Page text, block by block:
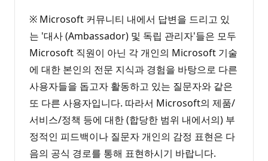
※ Microsoft 커뮤니티 내에서 답변을 드리고 있
는 '대사 (Ambassador) 및 독립 관리자'들은 모두
Microsoft 직원이 아닌 각 개인의 Microsoft 기술
에 대한 본인의 전문 지식과 경험을 바탕으로 다른
사용자들을 돕고자 활동하고 있는 질문자와 같은
또 다른 사용자입니다. 따라서 Microsoft의 제품/
서비스/정책 등에 대한 (합당한 범위 내에서의) 부
정적인 피드백이나 질문자 개인의 감정 표현은 다
음의 공식 경로를 통해 표현하시기 바랍니다.